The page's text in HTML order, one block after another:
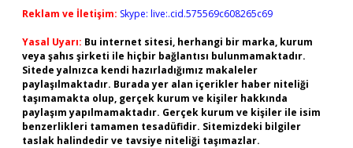
Reklam ve İletişim: Skype: live:.cid.575569c608265c69
Yasal Uyarı: Bu internet sitesi, herhangi bir marka, kurum
veya şahıs şirketi ile hiçbir bağlantısı bulunmamaktadır.
Sitede yalnızca kendi hazırladığımız makaleler
paylaşılmaktadır. Burada yer alan içerikler haber niteliği
taşımamakta olup, gerçek kurum ve kişiler hakkında
paylaşım yapılmamaktadır. Gerçek kurum ve kişiler ile isim
benzerlikleri tamamen tesadüfidir. Sitemizdeki bilgiler
taslak halindedir ve tavsiye niteliği taşımazlar.